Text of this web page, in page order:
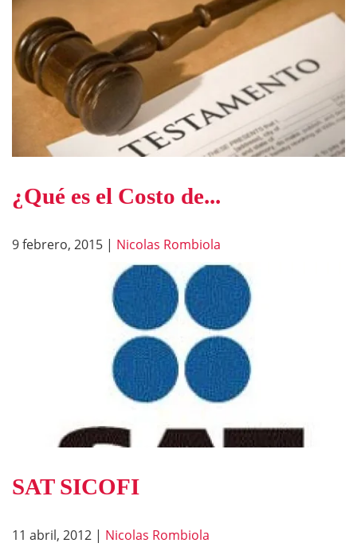
¿Qué es el Costo de...
9 febrero, 2015 | Nicolas Rombiola
SAT SICOFI
11 abril, 2012 | Nicolas Rombiola